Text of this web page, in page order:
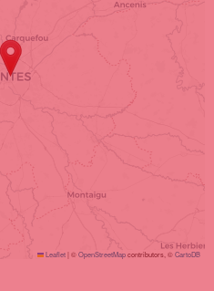
Leaflet| ©OpenStreetMapcontributors, ©CartoDB